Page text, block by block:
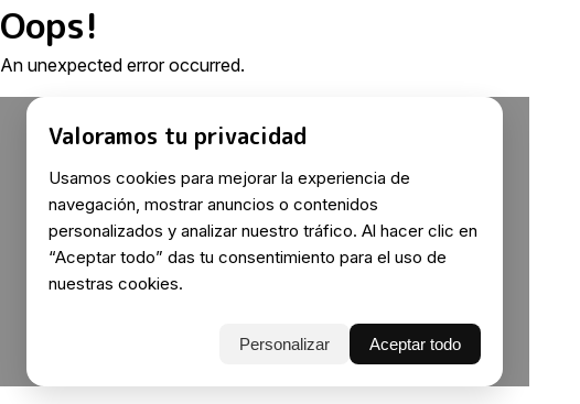
Oops!
An unexpected error occurred.
Valoramos tu privacidad
Usamos cookies para mejorar la experiencia de
navegación, mostrar anuncios o contenidos
personalizados y analizar nuestro tráfico. Al hacer clic en
“Aceptar todo” das tu consentimiento para el uso de
nuestras cookies.
Personalizar Aceptar todo